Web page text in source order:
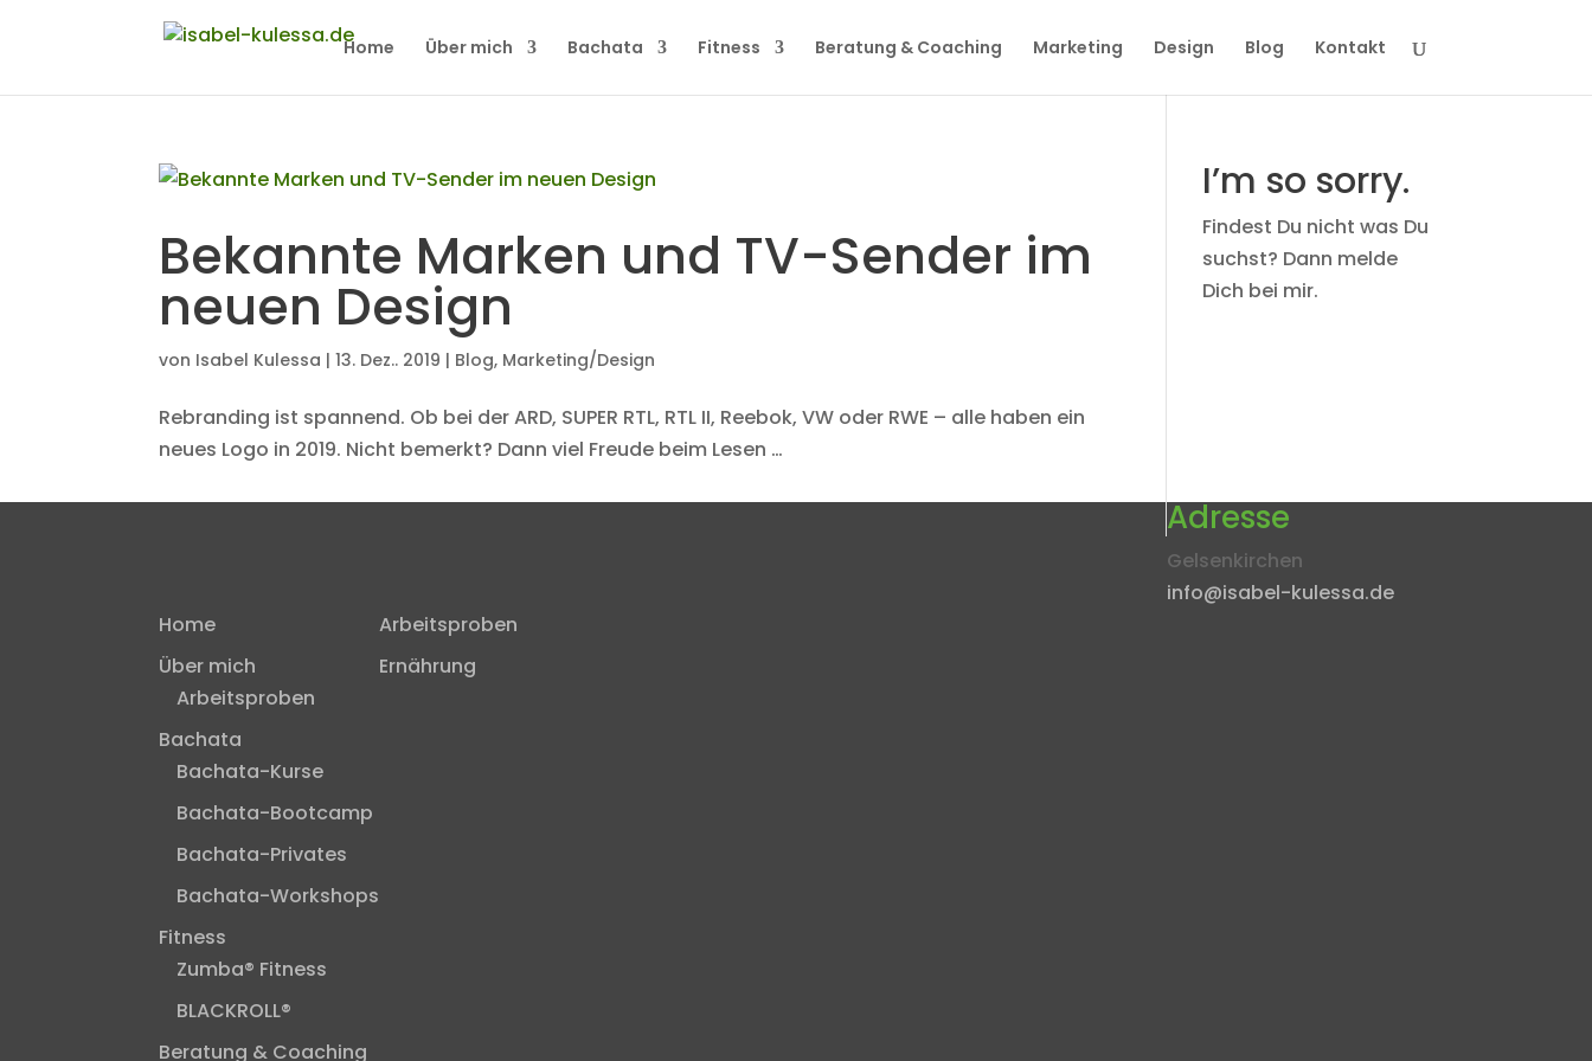
Home Über mich Bachata Fitness Beratung & Coaching Marketing Design Blog Kontakt
Bekannte Marken und TV-Sender im
neuen Design
von Isabel Kulessa |13. Dez.. 2019 | Blog, Marketing/Design
Rebranding ist spannend. Ob bei der ARD, SUPER RTL, RTL II, Reebok, VW oder RWE – alle haben ein
neues Logo in 2019. Nicht bemerkt? Dann viel Freude beim Lesen …
I’m so sorry.
Findest Du nicht was Du
suchst? Dann melde
Dich bei mir.
Adresse
Gelsenkirchen
info@isabel-kulessa.de
Home
Über mich
Arbeitsproben
Bachata
Bachata-Kurse
Bachata-Bootcamp
Bachata-Privates
Bachata-Workshops
Fitness
Zumba® Fitness
BLACKROLL®
Beratung & Coaching
Arbeitsproben
Ernährung